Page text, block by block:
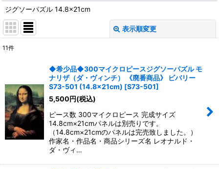
ジグソーパズル 14.8×21cm
表示順変更
並び順:
絞り込む
11件
◆希少品◆300マイクロピースジグソーパズル モ
ナリザ（ダ・ヴィンチ） 《廃番商品》 ビバリー
S73-501 (14.8×21cm) [S73-501]
5,500円(税込)
ピース数 300マイクロピース 完成サイズ
14.8cm×21cmパネルは別売りです。
（14.8cm×21cmのパネルは完売致しました。）
作家名・作品名・商品シリーズ名 レオナルド・
ダ・ヴィ…